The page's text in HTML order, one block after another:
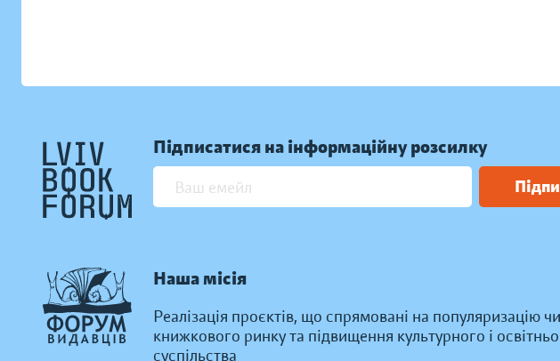
Підписатися на інформаційну розсилку
Наша місія
Реалізація проєктів, що спрямовані на популяризацію
книжкового ринку та підвищення культурного і
суспільства